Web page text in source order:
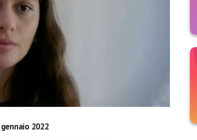
2022